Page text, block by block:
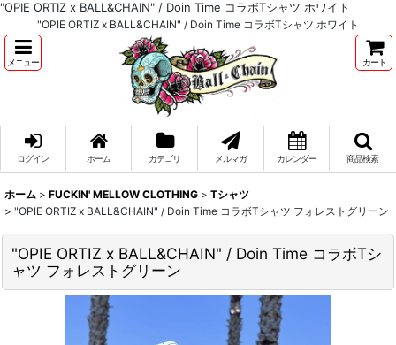
"OPIE ORTIZ x BALL&CHAIN" / Doin Time コラボTシャツ ホワイト
"OPIE ORTIZ x BALL&CHAIN" / Doin Time コラボTシャツ ホワイト
メニュー カート
ログイン ホーム カテゴリ メルマガ カレンダー 商品検索
ホーム > FUCKIN' MELLOW CLOTHING > Tシャツ
> "OPIE ORTIZ x BALL&CHAIN" / Doin Time コラボTシャツ フォレストグリーン
"OPIE ORTIZ x BALL&CHAIN" / Doin Time コラボTシ
ャツ フォレストグリーン